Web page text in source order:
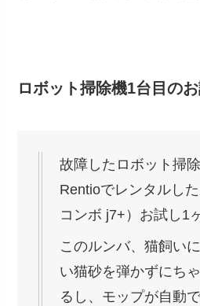
ロボット掃除機1台目の
故障したロボット掃
Rentioでレンタルし
コンボ j7+）お試し1
このルンバ、猫飼い
い猫砂を弾かずにち
るし、モップが自動